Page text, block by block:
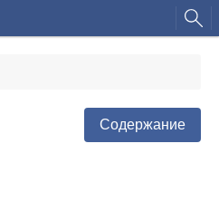
Содержание